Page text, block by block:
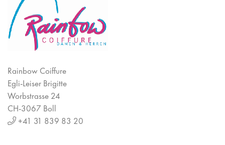
Rainbow Coiffure
Egli-Leiser Brigitte
Worbstrasse 24
CH-3067 Boll
+41 31 839 83 20